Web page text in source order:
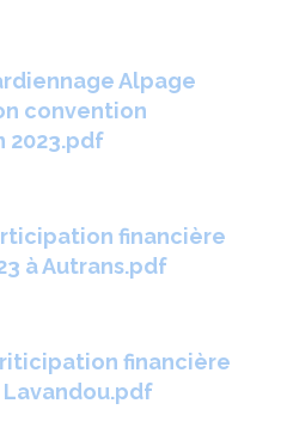
Alpage
convention
2023.pdf
financière
à Autrans.pdf
financière
Lavandou.pdf